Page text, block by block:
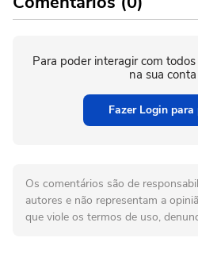
Para poder interagir com
na sua
Fazer Login
Os comentários são de
autores e não representam a
que viole os termos de uso,